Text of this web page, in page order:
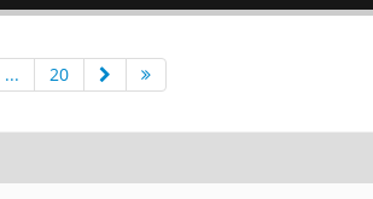
... 20